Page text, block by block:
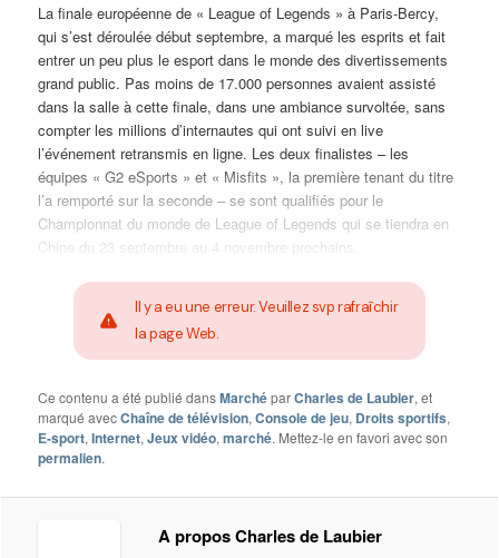
La finale européenne de « League of Legends » à Paris-Bercy,
qui s’est déroulée début septembre, a marqué les esprits et fait
entrer un peu plus le esport dans le monde des divertissements
grand public. Pas moins de 17.000 personnes avaient assisté
dans la salle à cette finale, dans une ambiance survoltée, sans
compter les millions d’internautes qui ont suivi en live
l’événement retransmis en ligne. Les deux finalistes – les
équipes « G2 eSports » et « Misfits », la première tenant du titre
l’a remporté sur la seconde – se sont qualifiés pour le
Championnat du monde de League of Legends qui se tiendra en
Chine du 23 septembre au 4 novembre prochains.
Il y a eu une erreur. Veuillez svp rafraîchir
la page Web.
Ce contenu a été publié dansMarchéparCharles de Laubier, et
marqué avecChaîne de télévision,Console de jeu, Droits sportifs,
E-sport,Internet,Jeux vidéo,marché. Mettez-le en favori avec son
permalien.
A propos Charles de Laubier